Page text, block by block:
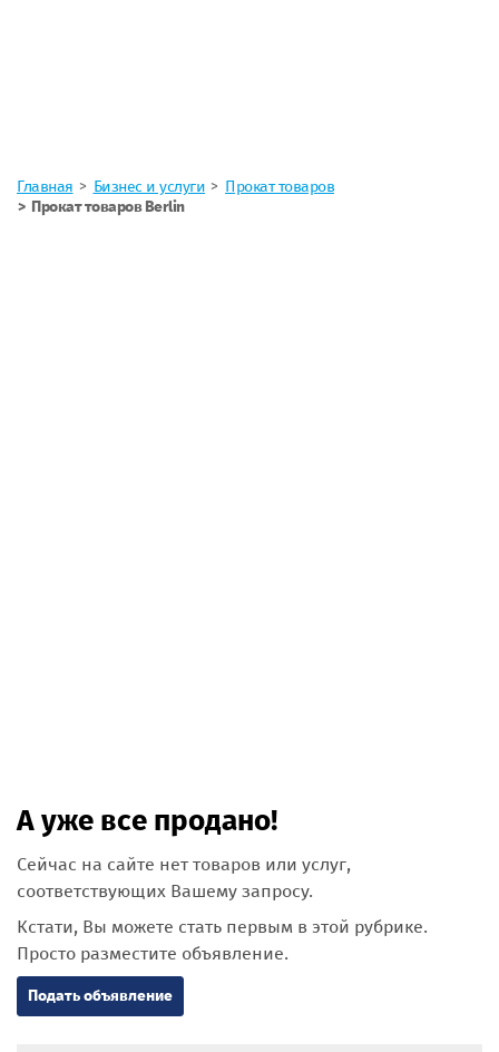
Главная Бизнес и услуги
Прокат товаров
Прокат товаров Berlin
А уже все продано!
Сейчас на сайте нет товаров или услуг,
соответствующих Вашему запросу.
Кстати, Вы можете стать первым в этой рубрике.
Просто разместите объявление.
Подать объявление